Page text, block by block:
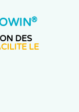
®
DES
LE